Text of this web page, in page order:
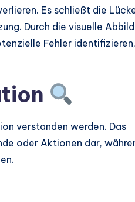
Es schließt die
Durch die visuelle
Fehler identifizieren,
verstanden werden. Das
oder Aktionen dar,